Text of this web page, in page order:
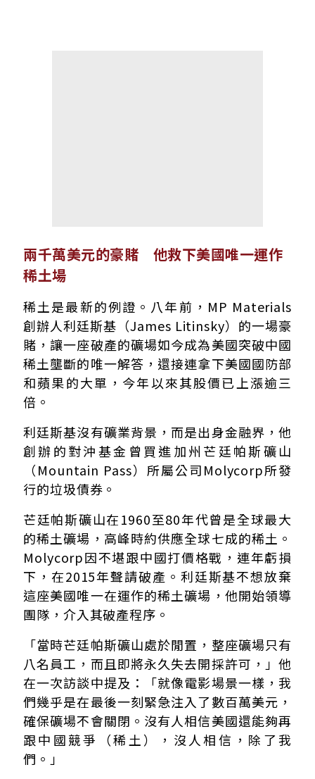
兩千萬美元的豪賭 他救下美國唯一運作
稀土場
稀土是最新的例證。八年前，MP Materials
創辦人利廷斯基（James Litinsky）的一場豪
賭，讓一座破產的礦場如今成為美國突破中國
稀土壟斷的唯一解答，還接連拿下美國國防部
和蘋果的大單，今年以來其股價已上漲逾三
倍。
利廷斯基沒有礦業背景，而是出身金融界，他
創辦的對沖基金曾買進加州芒廷帕斯礦山
（Mountain Pass）所屬公司Molycorp所發
行的垃圾債券。
芒廷帕斯礦山在1960至80年代曾是全球最大
的稀土礦場，高峰時約供應全球七成的稀土。
Molycorp因不堪跟中國打價格戰，連年虧損
下，在2015年聲請破產。利廷斯基不想放棄
這座美國唯一在運作的稀土礦場，他開始領導
團隊，介入其破產程序。
「當時芒廷帕斯礦山處於閒置，整座礦場只有
八名員工，而且即將永久失去開採許可，」他
在一次訪談中提及：「就像電影場景一樣，我
們幾乎是在最後一刻緊急注入了數百萬美元，
確保礦場不會關閉。沒有人相信美國還能夠再
跟中國競爭（稀土），沒人相信，除了我
們。」